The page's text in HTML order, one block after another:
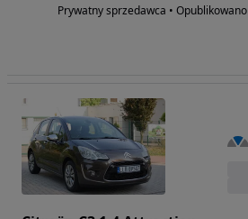
Prywatny sprzedawca • Opublikowano